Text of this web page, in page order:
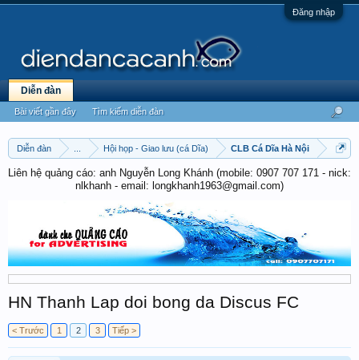
Đăng nhập
Diễn đàn Hội họp - Giao lưu (cá Dĩa) CLB Cá Dĩa Hà Nội
Liên hệ quảng cáo: anh Nguyễn Long Khánh (mobile: 0907 707 171 - nick:
nlkhanh - email: longkhanh1963@gmail.com)
HN Thanh Lap doi bong da Discus FC
< Trước 1 2 3 Tiếp >
Diễn đàn
Bài viết gần đây Tìm kiếm diễn đàn